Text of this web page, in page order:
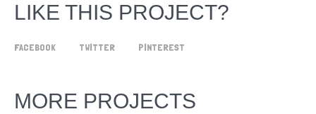
LIKE THIS PROJECT?
FACEBOOK TWITTER PINTEREST
MORE PROJECTS